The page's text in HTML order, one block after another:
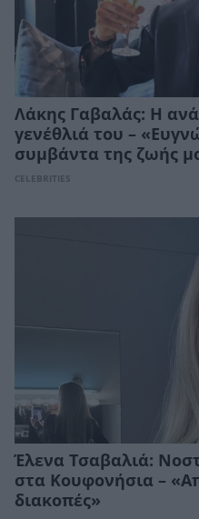
Λάκης Γαβαλάς: Η
γενέθλιά του –
συμβάντα της ζωής
CELEBRITIES
Έλενα Τσαβαλιά:
στα Κουφονήσια –
διακοπές»